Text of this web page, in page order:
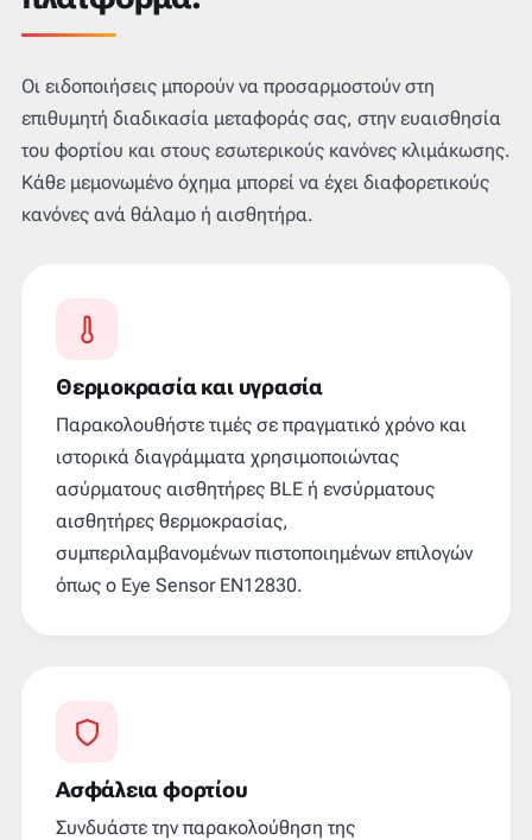
Οι ειδοποιήσεις μπορούν να προσαρμοστούν στη
επιθυμητή διαδικασία μεταφοράς σας, στην ευαισθησία
του φορτίου και στους εσωτερικούς κανόνες κλιμάκωσης.
Κάθε μεμονωμένο όχημα μπορεί να έχει διαφορετικούς
κανόνες ανά θάλαμο ή αισθητήρα.
Θερμοκρασία και υγρασία
Παρακολουθήστε τιμές σε πραγματικό χρόνο και
ιστορικά διαγράμματα χρησιμοποιώντας
ασύρματους αισθητήρες BLE ή ενσύρματους
αισθητήρες θερμοκρασίας,
συμπεριλαμβανομένων πιστοποιημένων επιλογών
όπως ο Eye Sensor EN12830.
Ασφάλεια φορτίου
Συνδυάστε την παρακολούθηση της